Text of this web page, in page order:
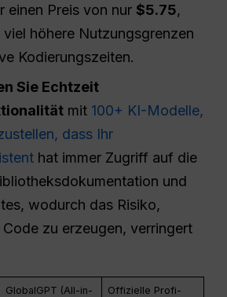
einen Preis von nur$5.75,
höhere Nutzungsgrenzen
Kodierungszeiten.
Sie Echtzeit
mit 100+ KI-Modelle,
dass Ihr
hat immer Zugriff auf die
und
wodurch das Risiko,
zu erzeugen, verringert
GlobalGPT (All-in-
Offizielle Profi-